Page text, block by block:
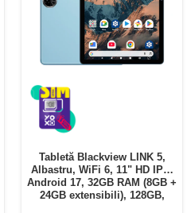
Tabletă Blackview LINK 5,
Albastru, WiFi 6, 11" HD IPS,
Android 17, 32GB RAM (8GB +
24GB extensibili), 128GB,